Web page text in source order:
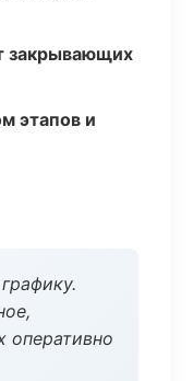
закрывающих
этапов и
оперативно